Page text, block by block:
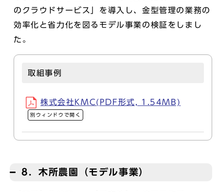
のクラウドサービス」を導入し、金型管理の業務の
効率化と省力化を図るモデル事業の検証をしまし
た。
取組事例
株式会社KMC(PDF形式, 1.54MB)
別ウィンドウで開く
8．木所農園（モデル事業）